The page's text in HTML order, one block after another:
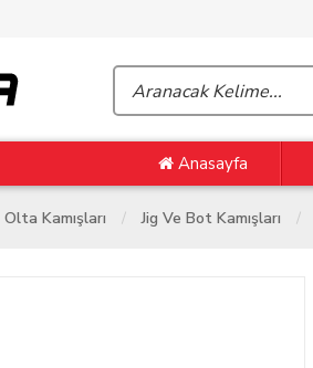
Anasayfa
Olta Kamışları Jig Ve Bot Kamışları